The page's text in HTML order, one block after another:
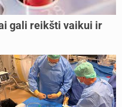
gali reikšti vaikui ir